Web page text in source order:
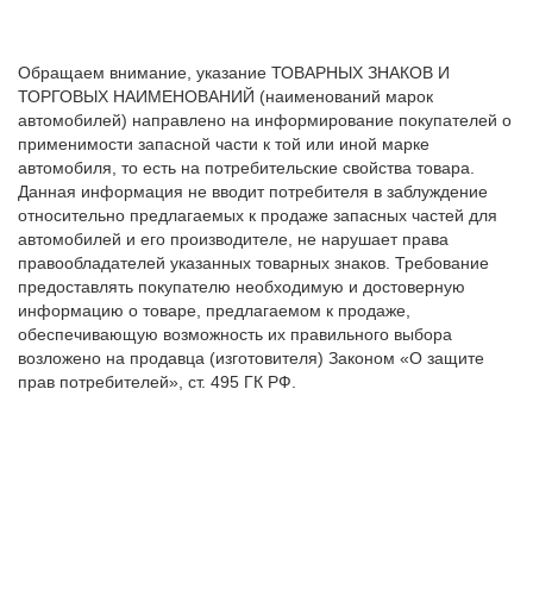
Обращаем внимание, указание ТОВАРНЫХ ЗНАКОВ И
ТОРГОВЫХ НАИМЕНОВАНИЙ (наименований марок
автомобилей) направлено на информирование покупателей о
применимости запасной части к той или иной марке
автомобиля, то есть на потребительские свойства товара.
Данная информация не вводит потребителя в заблуждение
относительно предлагаемых к продаже запасных частей для
автомобилей и его производителе, не нарушает права
правообладателей указанных товарных знаков. Требование
предоставлять покупателю необходимую и достоверную
информацию о товаре, предлагаемом к продаже,
обеспечивающую возможность их правильного выбора
возложено на продавца (изготовителя) Законом «О защите
прав потребителей», ст. 495 ГК РФ.